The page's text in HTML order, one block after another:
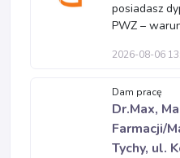
posiadasz
PWZ –
2026-08-06
Dam pracę
Dr.Max,
Farmacji/
Tychy, ul.